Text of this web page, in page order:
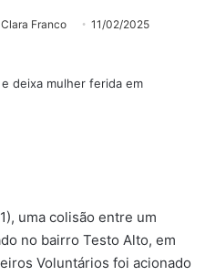
Franco 11/02/2025
uma colisão entre um
no bairro Testo Alto, em
Voluntários foi acionado